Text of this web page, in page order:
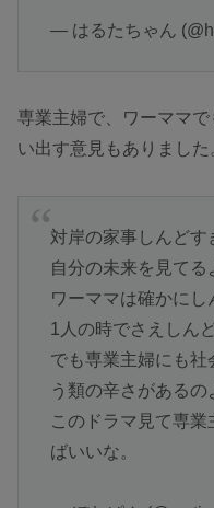
— はるたちゃん
専業主婦で、ワーママ
い出す意見もありました
対岸の家事しんどす
自分の未来を見てる
ワーママは確かにし
1人の時でさえしん
でも専業主婦にも社
う類の辛さがあるの
このドラマ見て専
ばいいな。